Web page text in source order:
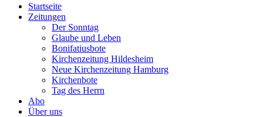
Startseite
Zeitungen
Der Sonntag
Glaube und Leben
Bonifatiusbote
Kirchenzeitung Hildesheim
Neue Kirchenzeitung Hamburg
Kirchenbote
Tag des Herrn
Abo
Über uns